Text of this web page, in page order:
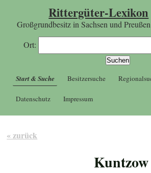
Rittergüter-Lexikon
Großgrundbesitz in Sachsen und
Ort:
Start & Suche Besitzersuche
Datenschutz Impressum
« zurück
Kuntzow